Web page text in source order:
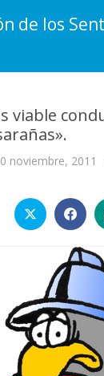
de los
viable
noviembre, 2011